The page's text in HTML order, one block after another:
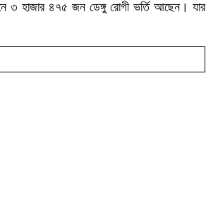
৩ হাজার ৪৭৫ জন ডেঙ্গু রোগী ভর্তি আছেন। যার